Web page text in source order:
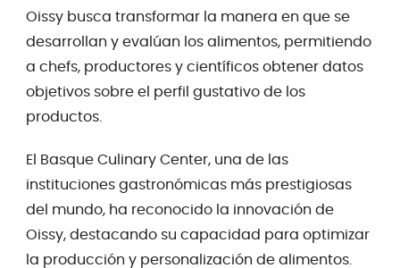
Oissy busca transformar la manera en que se
desarrollan y evalúan los alimentos, permitiendo
a chefs, productores y científicos obtener datos
objetivos sobre el perfil gustativo de los
productos.
El Basque Culinary Center, una de las
instituciones gastronómicas más prestigiosas
del mundo, ha reconocido la innovación de
Oissy, destacando su capacidad para optimizar
la producción y personalización de alimentos.